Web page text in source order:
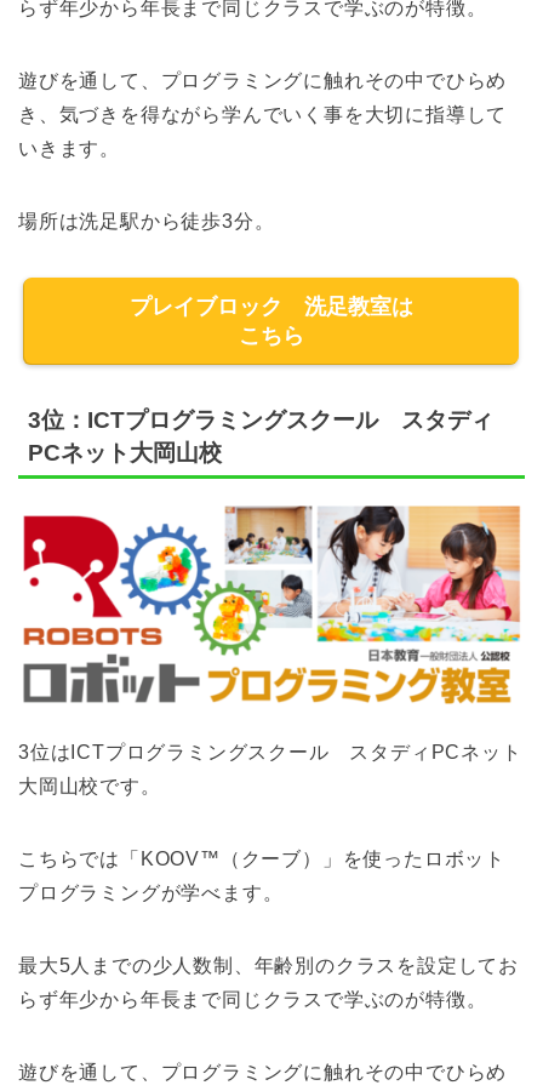
らず年少から年長まで同じクラスで学ぶのが特徴。
遊びを通して、プログラミングに触れその中でひらめ
き、気づきを得ながら学んでいく事を大切に指導して
いきます。
場所は洗足駅から徒歩3分。
プレイブロック 洗足教室は
こちら
3位：ICTプログラミングスクール スタディ
PCネット大岡山校
3位はICTプログラミングスクール スタディPCネット
大岡山校です。
こちらでは「KOOV™（クーブ）」を使ったロボット
プログラミングが学べます。
最大5人までの少人数制、年齢別のクラスを設定してお
らず年少から年長まで同じクラスで学ぶのが特徴。
遊びを通して、プログラミングに触れその中でひらめ